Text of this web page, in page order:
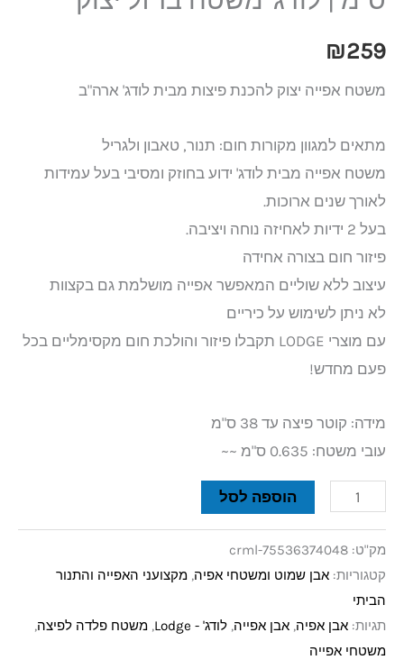
₪259
משטח אפייה יצוק להכנת פיצות מבית לודג' ארה"ב
מתאים למגוון מקורות חום: תנור, טאבון ולגריל
משטח אפייה מבית לודג' ידוע בחוזק ומסיבי בעל עמידות
לאורך שנים ארוכות.
בעל 2 ידיות לאחיזה נוחה ויציבה.
פיזור חום בצורה אחידה
עיצוב ללא שוליים המאפשר אפייה מושלמת גם בקצוות
לא ניתן לשימוש על כיריים
עם מוצרי LODGE תקבלו פיזור והולכת חום מקסימליים בכל
פעם מחדש!
מידה: קוטר פיצה עד 38 ס"מ
עובי משטח: 0.635 ס"מ ~~
הוספה לסל
מק"ט: crml-75536374048
קטגוריות: אבן שמוט ומשטחי אפיה, מקצועני האפייה והתנור
הביתי
תגיות: אבן אפיה, אבן אפייה, לודג' - Lodge , משטח פלדה לפיצה,
משטחי אפייה